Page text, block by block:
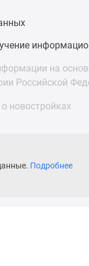
на
Российской
новостройках
Подробнее